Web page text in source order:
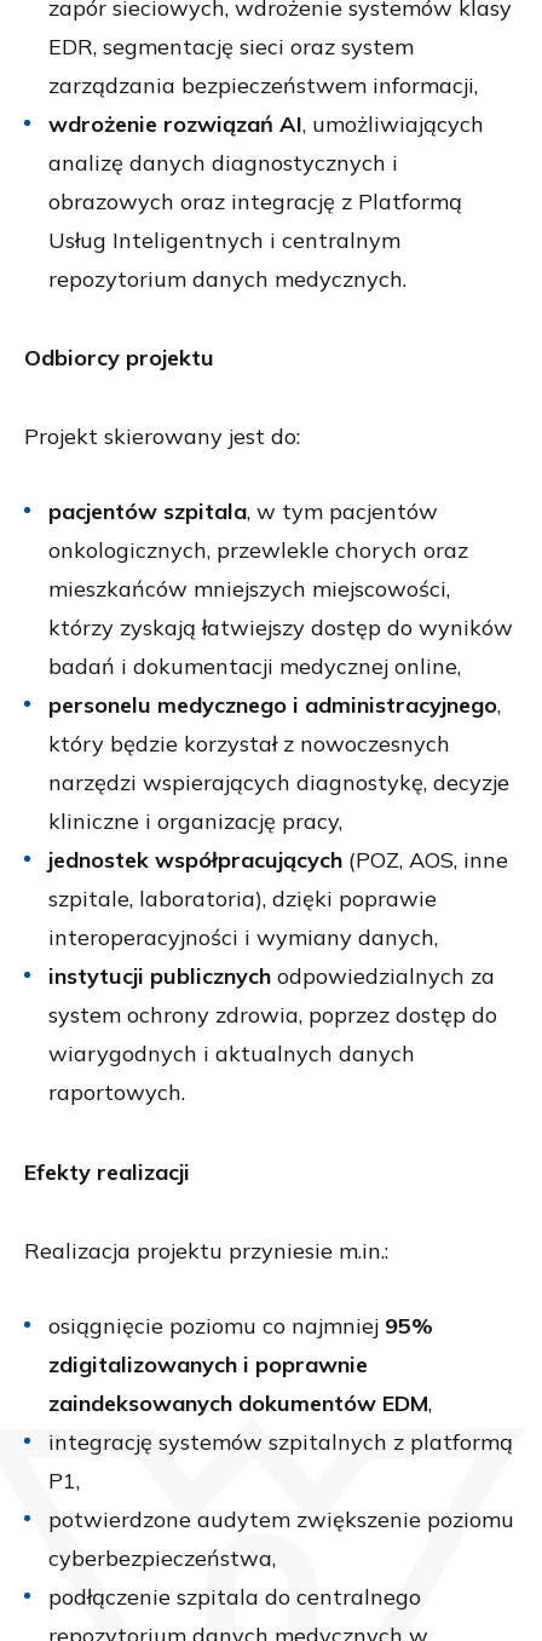
zapór sieciowych, wdrożenie systemów klasy
EDR, segmentację sieci oraz system
zarządzania bezpieczeństwem informacji,
wdrożenie rozwiązań AI, umożliwiających
analizę danych diagnostycznych i
obrazowych oraz integrację z Platformą
Usług Inteligentnych i centralnym
repozytorium danych medycznych.
Odbiorcy projektu
Projekt skierowany jest do:
pacjentów szpitala, w tym pacjentów
onkologicznych, przewlekle chorych oraz
mieszkańców mniejszych miejscowości,
którzy zyskają łatwiejszy dostęp do wyników
badań i dokumentacji medycznej online,
personelu medycznego i administracyjnego,
który będzie korzystał z nowoczesnych
narzędzi wspierających diagnostykę, decyzje
kliniczne i organizację pracy,
jednostek współpracujących (POZ, AOS, inne
szpitale, laboratoria), dzięki poprawie
interoperacyjności i wymiany danych,
instytucji publicznych odpowiedzialnych za
system ochrony zdrowia, poprzez dostęp do
wiarygodnych i aktualnych danych
raportowych.
Efekty realizacji
Realizacja projektu przyniesie m.in.:
osiągnięcie poziomu co najmniej 95%
zdigitalizowanych i poprawnie
zaindeksowanych dokumentów EDM,
integrację systemów szpitalnych z platformą
P1,
potwierdzone audytem zwiększenie poziomu
cyberbezpieczeństwa,
podłączenie szpitala do centralnego
repozytorium danych medycznych w